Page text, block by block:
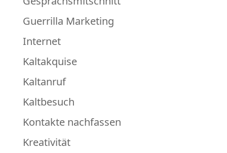
Guerrilla Marketing
Internet
Kaltakquise
Kaltanruf
Kaltbesuch
Kontakte nachfassen
Kreativität